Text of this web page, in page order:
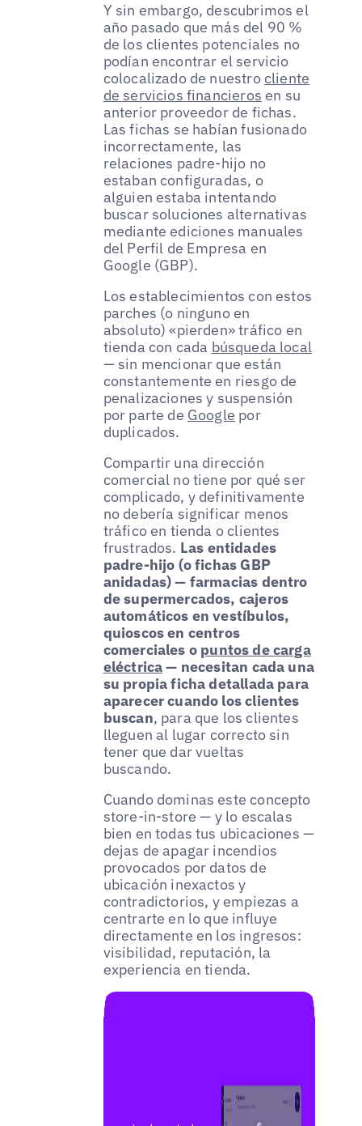
Y sin embargo, descubrimos el
año pasado que más del 90 %
de los clientes potenciales no
podían encontrar el servicio
colocalizado de nuestrocliente
de servicios financieros en su
anterior proveedor de fichas.
Las fichas se habían fusionado
incorrectamente, las
relaciones padre-hijo no
estaban configuradas, o
alguien estaba intentando
buscar soluciones alternativas
mediante ediciones manuales
del Perfil de Empresa en
Google (GBP).
Los establecimientos con estos
parches (o ninguno en
absoluto) «pierden» tráfico en
tienda con cada búsqueda local
— sin mencionar que están
constantemente en riesgo de
penalizaciones y suspensión
por parte de Google por
duplicados.
Compartir una dirección
comercial no tiene por qué ser
complicado, y definitivamente
no debería significar menos
tráfico en tienda o clientes
frustrados. Las entidades
padre-hijo (o fichas GBP
anidadas) — farmacias dentro
de supermercados, cajeros
automáticos en vestíbulos,
quioscos en centros
comerciales o puntos de carga
eléctrica— necesitan cada una
su propia ficha detallada para
aparecer cuando los clientes
buscan, para que los clientes
lleguen al lugar correcto sin
tener que dar vueltas
buscando.
Cuando dominas este concepto
store-in-store — y lo escalas
bien en todas tus ubicaciones —
dejas de apagar incendios
provocados por datos de
ubicación inexactos y
contradictorios, y empiezas a
centrarte en lo que influye
directamente en los ingresos:
visibilidad, reputación, la
experiencia en tienda.